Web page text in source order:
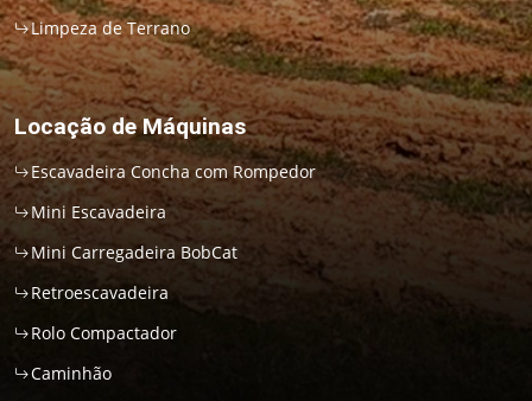
Limpeza de Terrano
Locação de Máquinas
Escavadeira Concha com Rompedor
Mini Escavadeira
Mini Carregadeira BobCat
Retroescavadeira
Rolo Compactador
Caminhão